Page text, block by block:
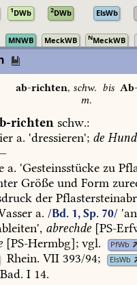
1DWb 2DWb ElsWb
MNWB MeckWB NMeckWB
ab-richten, schw. bis
m.
richten schw.:
a. 'dressieren'; de Hund
a. 'Gesteinsstücke zu
Größe und Form
der
a. /Bd. 1, Sp. 70/
abrechde [PS-
[PS-Hermbg]; vgl.
PfWb
Rhein. VII 393/94;
ElsWb
Bad. I14.